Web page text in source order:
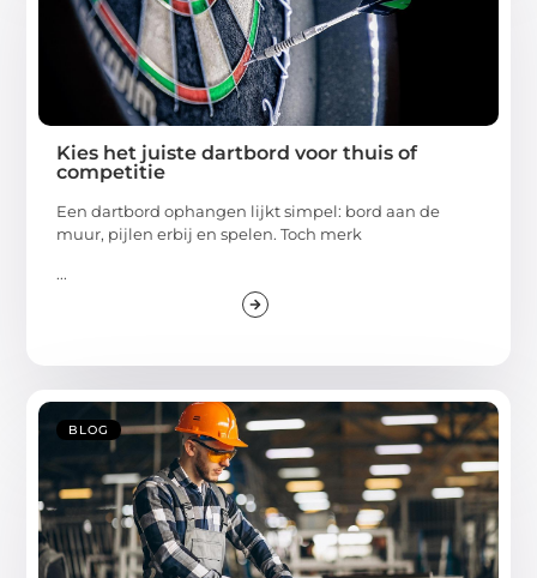
Kies het juiste dartbord voor thuis of
competitie
Een dartbord ophangen lijkt simpel: bord aan de
muur, pijlen erbij en spelen. Toch merk
...
BLOG